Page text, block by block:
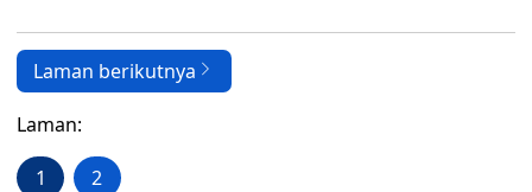
Laman berikutnya
Laman:
1 2